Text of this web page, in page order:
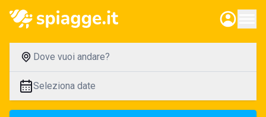
Dove vuoi andare?
Seleziona date